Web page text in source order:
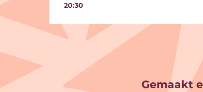
20:30
Gemaakt